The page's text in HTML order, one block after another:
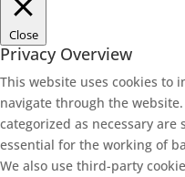
Close
Privacy Overview
This website uses cookies to
navigate through the
categorized as necessary
essential for the working of
We also use third-party